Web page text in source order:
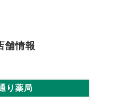
舗情報
り薬局